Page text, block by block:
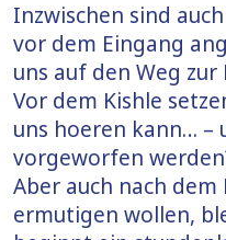
Inzwischen sind
vor dem Eingang
uns auf den Weg
Vor dem Kishle
uns hoeren kann… –
vorgeworfen
Aber auch nach
ermutigen wollen,